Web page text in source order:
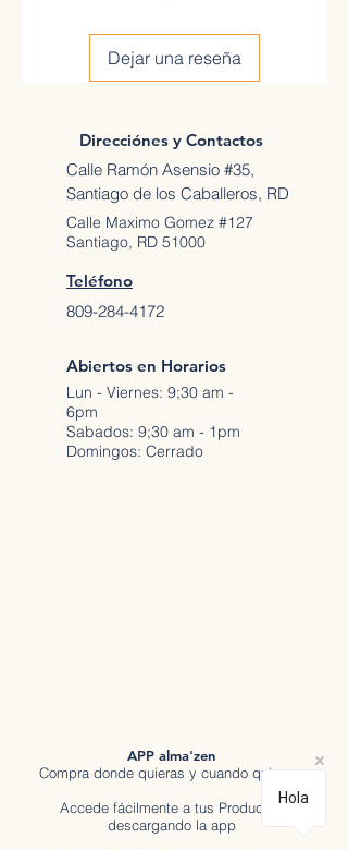
Dejar una reseña
Direcciónes y Contactos
Calle Ramón Asensio #35,
Santiago de los Caballeros, RD
Calle Maximo Gomez #127
Santiago, RD 51000
Teléfono
809-284-4172
Abiertos en Horarios
Lun - Viernes: 9;30 am -
6pm
Sabados: 9;30 am - 1pm
Domingos: Cerrado
APP alma'zen
Compra donde quieras y cuando quieras.
Accede fácilmente a tus Productos
descargando la app
Hola